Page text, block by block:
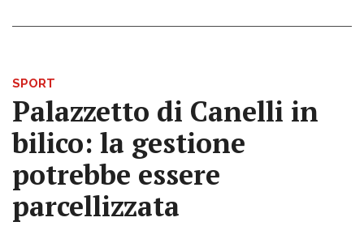
SPORT
Palazzetto di Canelli in
bilico: la gestione
potrebbe essere
parcellizzata